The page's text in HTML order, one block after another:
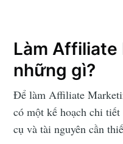
Làm Affiliate
những gì?
Để làm Affiliate
có một kế hoạch chi
cụ và tài nguyên cần